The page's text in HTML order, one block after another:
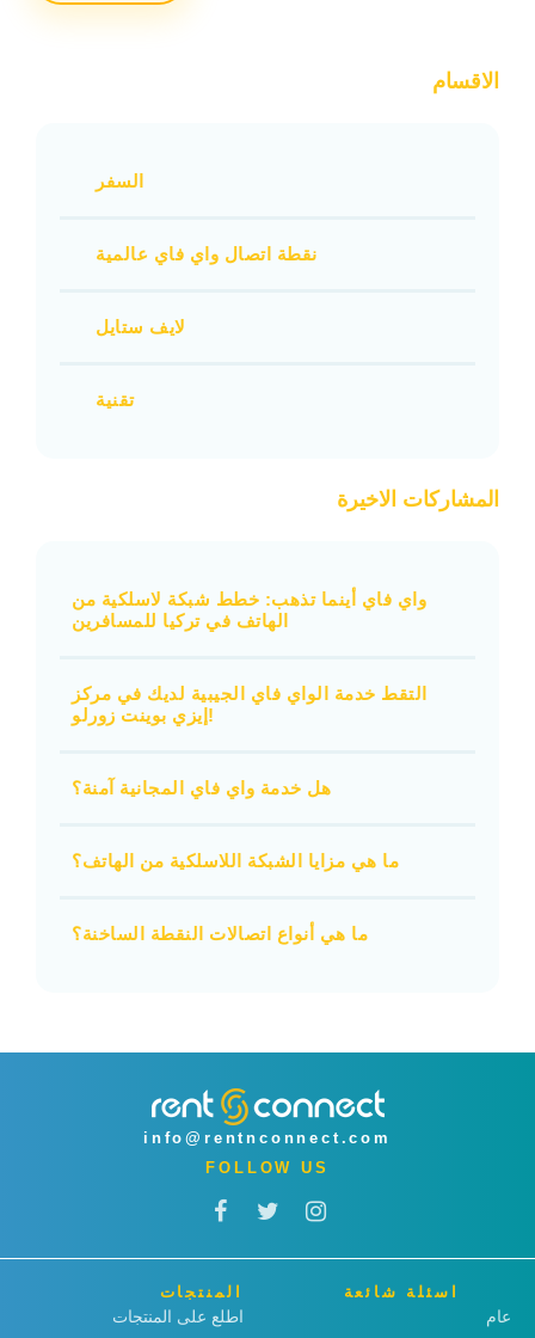
الاقسام
السفر
نقطة اتصال واي فاي عالمية
لايف ستايل
تقنية
المشاركات الاخيرة
واي فاي أينما تذهب: خطط شبكة لاسلكية من
الهاتف في تركيا للمسافرين
التقط خدمة الواي فاي الجيبية لديك في مركز
إيزي بوينت زورلو!
هل خدمة واي فاي المجانية آمنة؟
ما هي مزايا الشبكة اللاسلكية من الهاتف؟
ما هي أنواع اتصالات النقطة الساخنة؟
info@rentnconnect.com
FOLLOW US
المنتجات
اطلع على المنتجات
اسئلة شائعة
عام